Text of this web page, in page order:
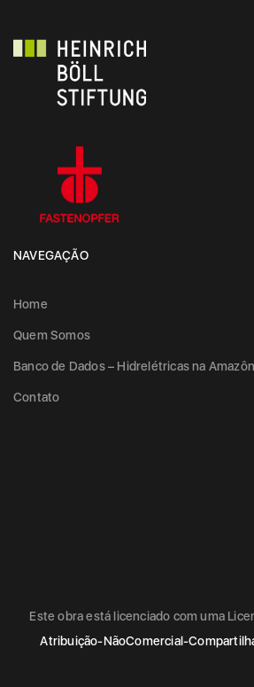
NAVEGAÇÃO
Home
Quem Somos
Banco de Dados – Hidrelétricas na
Contato
Este obra está licenciado com uma
Atribuição-NãoComercial-